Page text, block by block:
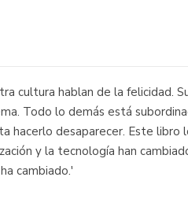
cultura hablan de la felicidad.
Todo lo demás está
desaparecer. Este libro
y la tecnología han
cambiado.'